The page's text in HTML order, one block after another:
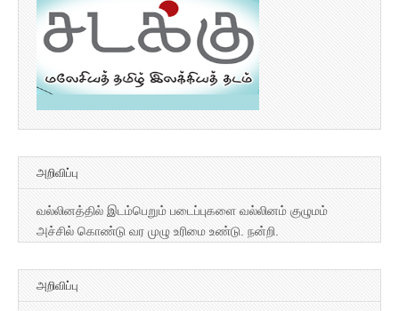
அறிவிப்பு
வல்லினத்தில் இடம்பெறும் படைப்புகளை வல்லினம் குழுமம்
அச்சில் கொண்டு வர முழு உரிமை உண்டு. நன்றி.
அறிவிப்பு